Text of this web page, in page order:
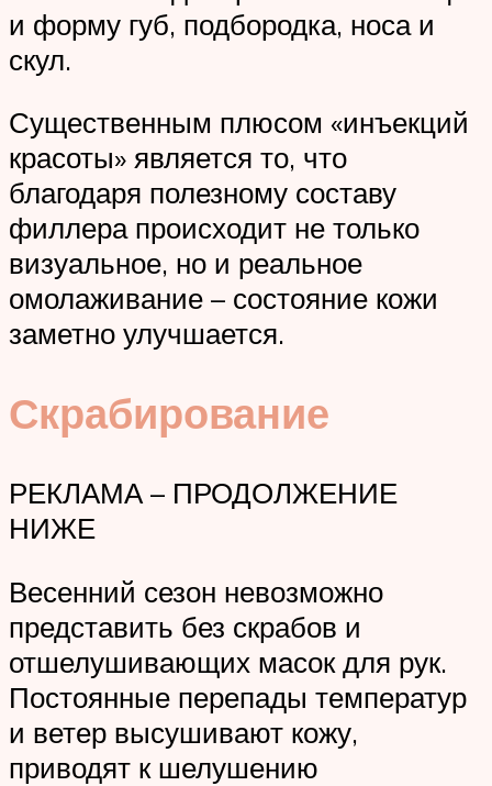
и форму губ, подбородка, носа и
скул.
Существенным плюсом «инъекций
красоты» является то, что
благодаря полезному составу
филлера происходит не только
визуальное, но и реальное
омолаживание – состояние кожи
заметно улучшается.
Скрабирование
РЕКЛАМА – ПРОДОЛЖЕНИЕ
НИЖЕ
Весенний сезон невозможно
представить без скрабов и
отшелушивающих масок для рук.
Постоянные перепады температур
и ветер высушивают кожу,
приводят к шелушению